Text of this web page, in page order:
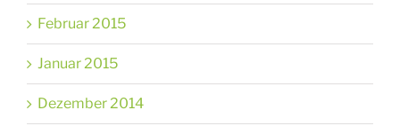
Februar 2015
Januar 2015
Dezember 2014